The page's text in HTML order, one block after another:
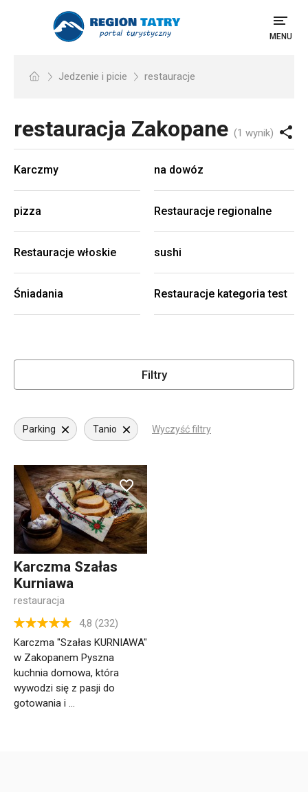
MENU
Jedzenie i picie restauracje
restauracja Zakopane (1 wynik)
Karczmy na dowóz
pizza Restauracje regionalne
Restauracje włoskie sushi
Śniadania Restauracje kategoria test
Filtry
Parking Tanio Wyczyść filtry
Karczma Szałas
Kurniawa
restauracja
4,8 (232)
Karczma "Szałas KURNIAWA"
w Zakopanem Pyszna
kuchnia domowa, która
wywodzi się z pasji do
gotowania i ...